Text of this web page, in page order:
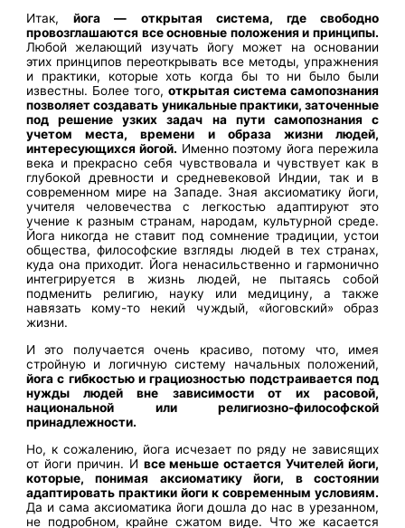
Итак,йога — открытая система, где свободно
провозглашаются все основные положения и принципы.
Любой желающий изучать йогу может на основании
этих принципов переоткрывать все методы, упражнения
и практики, которые хоть когда бы то ни было были
известны. Более того, открытая система самопознания
позволяет создавать уникальные практики, заточенные
под решение узких задач на пути самопознания с
учетом места, времени и образа жизни людей,
интересующихся йогой. Именно поэтому йога пережила
века и прекрасно себя чувствовала и чувствует как в
глубокой древности и средневековой Индии, так и в
современном мире на Западе. Зная аксиоматику йоги,
учителя человечества с легкостью адаптируют это
учение к разным странам, народам, культурной среде.
Йога никогда не ставит под сомнение традиции, устои
общества, философские взгляды людей в тех странах,
куда она приходит. Йога ненасильственно и гармонично
интегрируется в жизнь людей, не пытаясь собой
подменить религию, науку или медицину, а также
навязать кому-то некий чуждый, «йоговский» образ
жизни.
И это получается очень красиво, потому что, имея
стройную и логичную систему начальных положений,
йога с гибкостью и грациозностью подстраивается под
нужды людей вне зависимости от их расовой,
национальной или религиозно-философской
принадлежности.
Но, к сожалению, йога исчезает по ряду не зависящих
от йоги причин. И все меньше остается Учителей йоги,
которые, понимая аксиоматику йоги, в состоянии
адаптировать практики йоги к современным условиям.
Да и сама аксиоматика йоги дошла до нас в урезанном,
не подробном, крайне сжатом виде. Что же касается